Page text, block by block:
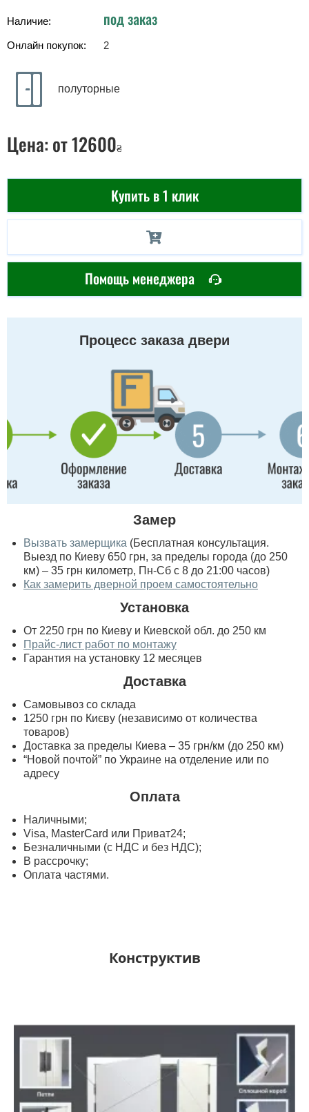
Наличие: под заказ
Онлайн покупок: 2
полуторные
Цена: от 12600₴
Купить в 1 клик
Помощь менеджера
Процесс заказа двери
Замер
Вызвать замерщика (Бесплатная консультация.
Выезд по Киеву 650 грн, за пределы города (до 250
км) – 35 грн километр, Пн-Сб с 8 до 21:00 часов)
Как замерить дверной проем самостоятельно
Установка
От 2250 грн по Киеву и Киевской обл. до 250 км
Прайс-лист работ по монтажу
Гарантия на установку 12 месяцев
Доставка
Самовывоз со склада
1250 грн по Києву (независимо от количества
товаров)
Доставка за пределы Киева – 35 грн/км (до 250 км)
“Новой почтой” по Украине на отделение или по
адресу
Оплата
Наличными;
Visa, MasterСard или Приват24;
Безналичными (с НДС и без НДС);
В рассрочку;
Оплата частями.
Конструктив